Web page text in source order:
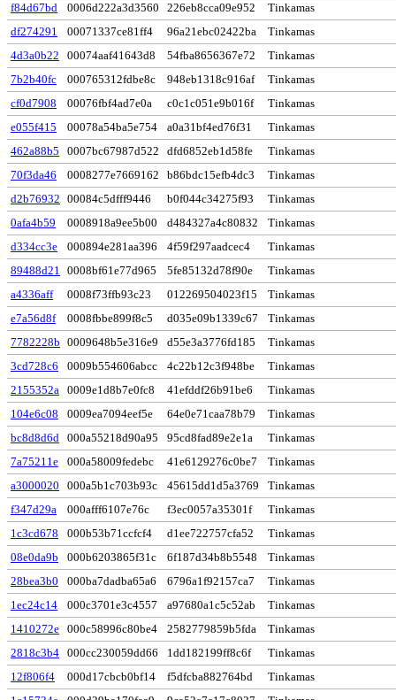
f84d67bd
0006d222a3d3560 226eb8cca09e952
Tinkamas
df274291
00071337ce81ff4 96a21ebc02422ba
Tinkamas
4d3a0b22
00074aaf41643d8 54fba8656367e72
Tinkamas
7b2b40fc
000765312fdbe8c 948eb1318c916af
Tinkamas
cf0d7908
00076fbf4ad7e0a c0c1c051e9b016f
Tinkamas
e055f415
00078a54ba5e754 a0a31bf4ed76f31
Tinkamas
462a88b5
0007bc67987d522 dfd6852eb1d58fe
Tinkamas
70f3da46
0008277e7669162 b86bdc15efb4dc3
Tinkamas
d2b76932 00084c5dfff9446 b0f044c34275f93
Tinkamas
0afa4b59
0008918a9ee5b00 d484327a4c80832
Tinkamas
d334cc3e
000894e281aa396 4f59f297aadcec4
Tinkamas
89488d21 0008bf61e77d965 5fe85132d78f90e
Tinkamas
a4336aff
0008f73ffb93c23 012269504023f15
Tinkamas
e7a56d8f
0008fbbe899f8c5 d035e09b1339c67
Tinkamas
7782228b 0009648b5e316e9 d55e3a3776fd185
Tinkamas
3cd728c6
0009b554606abcc 4c22b12c3f948be
Tinkamas
2155352a 0009e1d8b7e0fc8 41efddf26b91be6
Tinkamas
104e6c08
0009ea7094eef5e 64e0e71caa78b79
Tinkamas
bc8d8d6d 000a55218d90a95 95cd8fad89e2e1a
Tinkamas
7a75211e
000a58009fedebc 41e6129276c0be7
Tinkamas
a3000020
000a5b1c703b93c 45615dd1d5a3769
Tinkamas
f347d29a
000afff6107e76c f3ec0057a35301f
Tinkamas
1c3cd678
000b53b71ccfcf4 d1ee722757cfa52
Tinkamas
08e0da9b
000b6203865f31c 6f187d34b8b5548
Tinkamas
28bea3b0
000ba7dadba65a6 6796a1f92157ca7
Tinkamas
1ec24c14
000c3701e3c4557 a97680a1c5c52ab
Tinkamas
1410272e 000c58996c80be4 2582779859b5fda
Tinkamas
2818c3b4 000cc230059dd66 1dd182199ff8c6f
Tinkamas
12f806f4
000d17cbcb0bf14 f5dfcba882764bd
Tinkamas